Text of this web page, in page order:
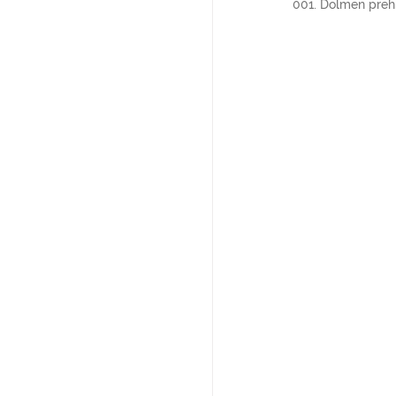
001. Dolmen